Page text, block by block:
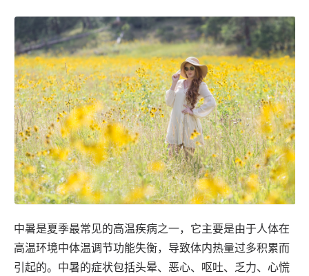
中暑是夏季最常见的高温疾病之一，它主要是由于人体在
高温环境中体温调节功能失衡，导致体内热量过多积累而
引起的。中暑的症状包括头晕、恶心、呕吐、乏力、心慌